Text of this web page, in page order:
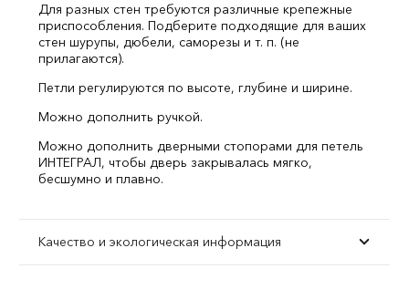
Для разных стен требуются различные крепежные
приспособления. Подберите подходящие для ваших
стен шурупы, дюбели, саморезы и т. п. (не
прилагаются).
Петли регулируются по высоте, глубине и ширине.
Можно дополнить ручкой.
Можно дополнить дверными стопорами для петель
ИНТЕГРАЛ, чтобы дверь закрывалась мягко,
бесшумно и плавно.
Качество и экологическая информация